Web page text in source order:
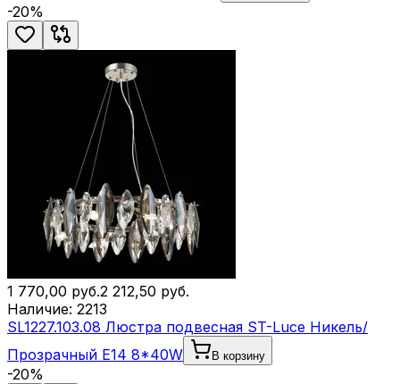
-20%
1 770,00 руб.2 212,50 руб.
Наличие: 2213
SL1227.103.08 Люстра подвесная ST-Luce Никель/
Прозрачный E14 8*40W
В корзину
-20%